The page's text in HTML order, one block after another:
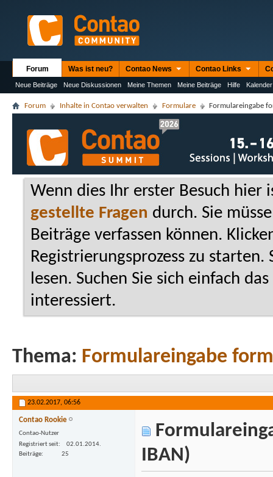
Forum
Neue Beiträge Neue Diskussionen Meine Themen Meine Beiträge Hilfe Kalender
Was ist neu? Contao News Contao Links
Forum Inhalte in Contao verwalten Formulare Formulareingabe
Wenn dies Ihr erster Besuch hier
gestellte Fragen durch. Sie
Beiträge verfassen können.
Registrierungsprozess zu
lesen. Suchen Sie sich einfach
interessiert.
Thema: Formulareingabe
23.02.2017, 06:56
Contao Rookie
Contao-Nutzer
Registriert seit
02.01.2014.
Beiträge
25
IBAN)